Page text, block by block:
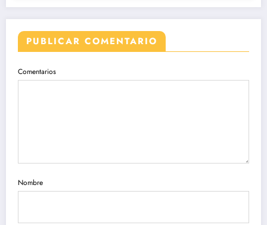
PUBLICAR COMENTARIO
Comentarios
Nombre